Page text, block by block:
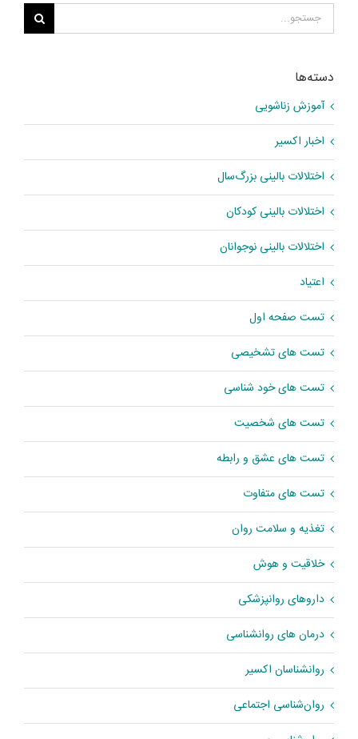
جستجو
برای:
دسته‌ها
آموزش زناشویی
اخبار اکسیر
اختلالات بالینی بزرگ‌سال
اختلالات بالینی کودکان
اختلالات بالینی نوجوانان
اعتیاد
تست صفحه اول
تست های تشخیصی
تست های خود شناسی
تست های شخصیت
تست های عشق و رابطه
تست های متفاوت
تغذیه و سلامت روان
خلاقیت و هوش
داروهای روانپزشکی
درمان های روانشناسی
روانشناسان اکسیر
روان‌شناسی اجتماعی